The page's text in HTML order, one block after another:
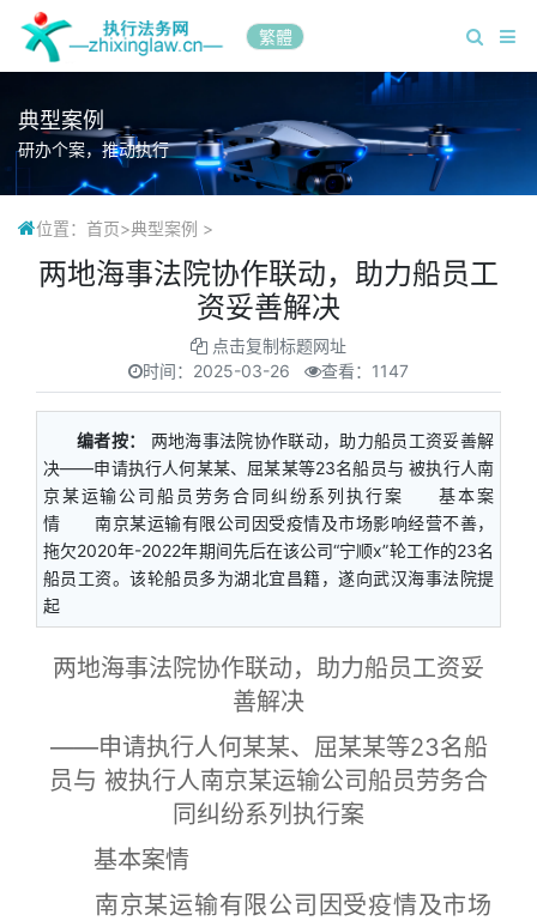
繁體
典型案例
研办个案，推动执行
位置： 首页>典型案例 >
两地海事法院协作联动，助力船员工
资妥善解决
点击复制标题网址
时间： 2025-03-26 查看：1147
编者按：
两地海事法院协作联动，助力船员工资妥善解
决——申请执行人何某某、屈某某等23名船员与 被执行人南
京某运输公司船员劳务合同纠纷系列执行案 基本案
情 南京某运输有限公司因受疫情及市场影响经营不善，
拖欠2020年-2022年期间先后在该公司“宁顺x”轮工作的23名
船员工资。该轮船员多为湖北宜昌籍，遂向武汉海事法院提
起
两地海事法院协作联动，助力船员工资妥
善解决
——申请执行人何某某、屈某某等23名船
员与 被执行人南京某运输公司船员劳务合
同纠纷系列执行案
基本案情
南京某运输有限公司因受疫情及市场